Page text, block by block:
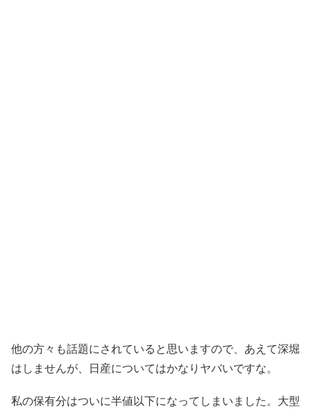
他の方々も話題にされていると思いますので、あえて深堀
はしませんが、日産についてはかなりヤバいですな。
私の保有分はついに半値以下になってしまいました。大型